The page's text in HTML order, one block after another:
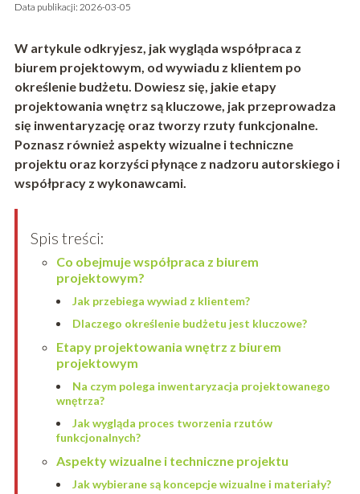
Data publikacji: 2026-03-05
W artykule odkryjesz, jak wygląda współpraca z
biurem projektowym, od wywiadu z klientem po
określenie budżetu. Dowiesz się, jakie etapy
projektowania wnętrz są kluczowe, jak przeprowadza
się inwentaryzację oraz tworzy rzuty funkcjonalne.
Poznasz również aspekty wizualne i techniczne
projektu oraz korzyści płynące z nadzoru autorskiego i
współpracy z wykonawcami.
Spis treści:
Co obejmuje współpraca z biurem
projektowym?
Jak przebiega wywiad z klientem?
Dlaczego określenie budżetu jest kluczowe?
Etapy projektowania wnętrz z biurem
projektowym
Na czym polega inwentaryzacja projektowanego
wnętrza?
Jak wygląda proces tworzenia rzutów
funkcjonalnych?
Aspekty wizualne i techniczne projektu
Jak wybierane są koncepcje wizualne i materiały?